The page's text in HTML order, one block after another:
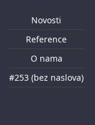
Novosti
Reference
O nama
#253 (bez naslova)